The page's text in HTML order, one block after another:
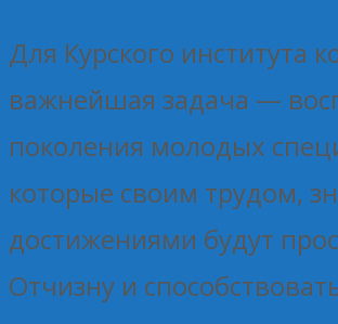
Для Курского института
важнейшая задача —
поколения молодых
которые своим трудом,
достижениями будут
Отчизну и